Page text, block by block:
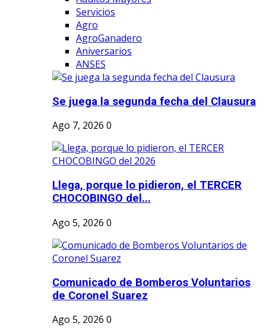
Servicios
Agro
AgroGanadero
Aniversarios
ANSES
Se juega la segunda fecha del Clausura
Ago 7, 2026 0
Llega, porque lo pidieron, el TERCER
CHOCOBINGO del...
Ago 5, 2026 0
Comunicado de Bomberos Voluntarios
de Coronel Suarez
Ago 5, 2026 0